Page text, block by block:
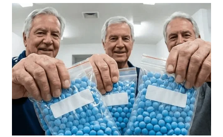
WN
LANGKAT
WN
TAPANULI
SELATAN
WN
TANJUNG
LESUNG